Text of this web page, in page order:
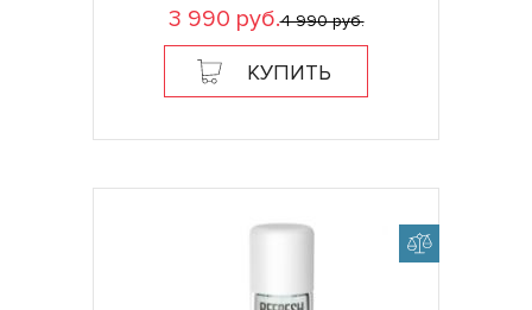
3 990 руб.4 990 руб.
КУПИТЬ